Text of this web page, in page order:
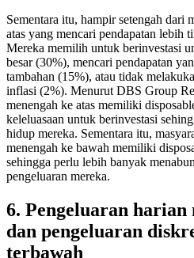
Sementara itu, hampir setengah dari
atas yang mencari pendapatan lebih
Mereka memilih untuk berinvestasi
besar (30%), mencari pendapatan
tambahan (15%), atau tidak
inflasi (2%). Menurut DBS Group
menengah ke atas memiliki
keleluasaan untuk berinvestasi
hidup mereka. Sementara itu,
menengah ke bawah memiliki
sehingga perlu lebih banyak
pengeluaran mereka.
6. Pengeluaran
dan pengeluaran
terbawah